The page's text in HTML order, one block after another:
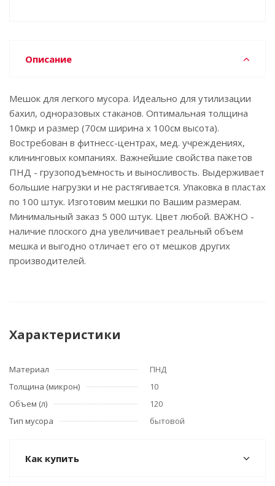
Описание
Мешок для легкого мусора. Идеально для утилизации
бахил, одноразовых стаканов. Оптимальная толщина
10мкр и размер (70см ширина х 100см высота).
Востребован в фитнесс-центрах, мед. учреждениях,
клининговых компаниях. Важнейшие свойства пакетов
ПНД - грузоподъемность и выносливость. Выдерживает
большие нагрузки и не растягивается. Упаковка в пластах
по 100 штук. Изготовим мешки по Вашим размерам.
Минимальный заказ 5 000 штук. Цвет любой. ВАЖНО -
наличие плоского дна увеличивает реальный объем
мешка и выгодно отличает его от мешков других
производителей.
Характеристики
Материал
ПНД
Толщина (микрон)
10
Объем (л)
120
Тип мусора
бытовой
Как купить